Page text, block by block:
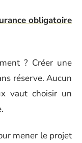
obligatoire
? Créer une
réserve. Aucun
vaut choisir un
mener le projet